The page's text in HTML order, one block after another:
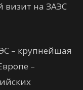
визит на ЗАЭС
– крупнейшая
–